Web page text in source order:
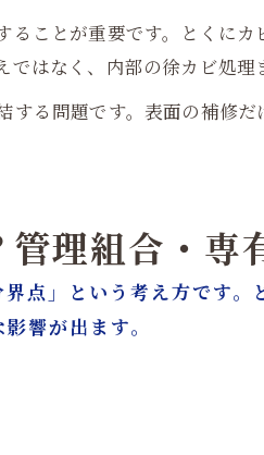
ことが重要です。とくに
はなく、内部の徐カビ処理
る問題です。表面の補修
理組合・専
点」という考え方です
響が出ます。